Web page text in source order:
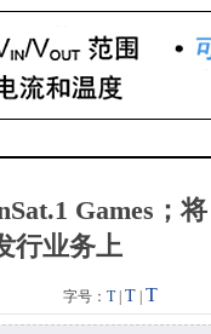
Games；将
行业务上
字号： T| T T